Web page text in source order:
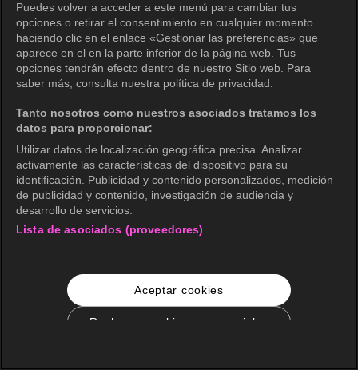
Puedes volver a acceder a este menú para cambiar tus
opciones o retirar el consentimiento en cualquier momento
haciendo clic en el enlace «Gestionar las preferencias» que
aparece en el en la parte inferior de la página web. Tus
opciones tendrán efecto dentro de nuestro Sitio web. Para
saber más, consulta nuestra política de privacidad.
Tanto nosotros como nuestros asociados tratamos los
datos para proporcionar:
Utilizar datos de localización geográfica precisa. Analizar
activamente las características del dispositivo para su
identificación. Publicidad y contenido personalizados, medición
de publicidad y contenido, investigación de audiencia y
desarrollo de servicios.
Lista de asociados (proveedores)
Aceptar cookies
Rechazar cookies no esenciales